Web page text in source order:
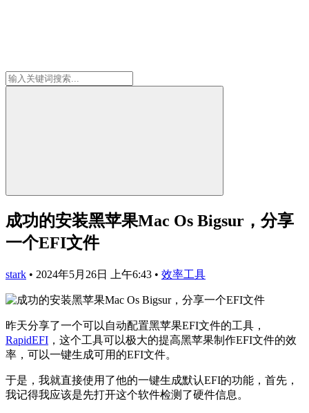
成功的安装黑苹果Mac Os Bigsur，分享
一个EFI文件
stark • 2024年5月26日 上午6:43 • 效率工具
昨天分享了一个可以自动配置黑苹果EFI文件的工具，
RapidEFI ，这个工具可以极大的提高黑苹果制作EFI文件的效
率，可以一键生成可用的EFI文件。
于是，我就直接使用了他的一键生成默认EFI的功能，首先，
我记得我应该是先打开这个软件检测了硬件信息。